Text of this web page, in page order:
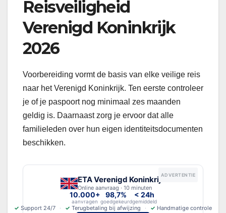
Reisveiligheid
Verenigd Koninkrijk
2026
Voorbereiding vormt de basis van elke veilige reis
naar het Verenigd Koninkrijk. Ten eerste controleer
je of je paspoort nog minimaal zes maanden
geldig is. Daarnaast zorg je ervoor dat alle
familieleden over hun eigen identiteitsdocumenten
beschikken.
ADVERTENTIE
ETA Verenigd Koninkrijk
Online aanvraag · 10 minuten
10.000+
aanvragen
98,7%
goedgekeurd
< 24h
gemiddeld
✓ Support 24/7 ✓ Terugbetaling bij afwijzing ✓ Handmatige controle